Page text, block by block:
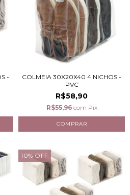
-
COLMEIA 30X20X40 4 NICHOS -
PVC
R$58,90
R$55,96 com Pix
10% OFF